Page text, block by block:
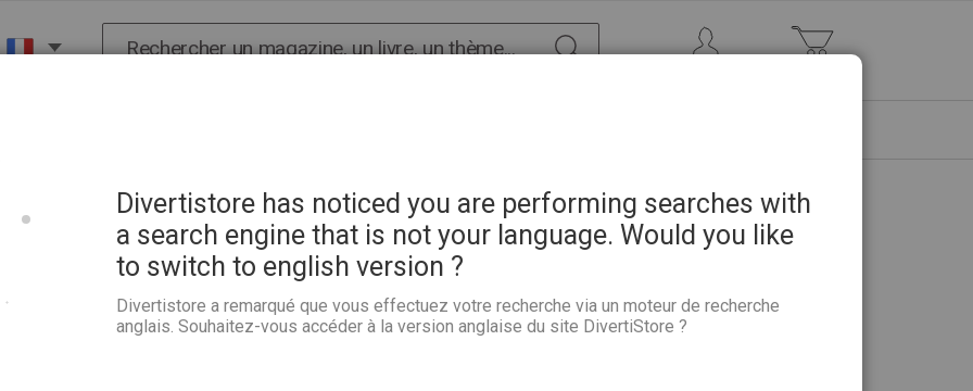
Le guide du cartonnage
Soyez le premier à commenter ce produit
Divertistore has noticed you are performing searches with
a search engine that is not your language. Would you like
to switch to english version ?
Divertistore a remarqué que vous effectuez votre recherche via un moteur de recherche
anglais. Souhaitez-vous accéder à la version anglaise du site DivertiStore ?